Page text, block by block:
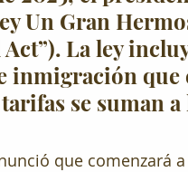
Un Gran
La ley
inmigración
se suman
que comenzará